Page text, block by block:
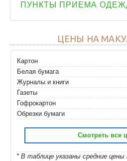
ПУНКТЫ ПРИЕМА
ЦЕНЫ НА
Картон
Белая бумага
Журналы и книги
Газеты
Гофрокартон
Обрезки бумаги
Смотреть все
* В таблице указаны средние